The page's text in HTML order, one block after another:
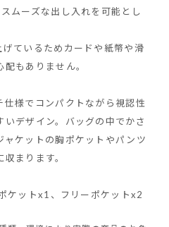
ムーズな出し入れを可能とし
ているためカードや紙幣や滑
もありません。
仕様でコンパクトながら視認性
デザイン。バッグの中でかさ
ャケットの胸ポケットやパンツ
まります。
ケットx1、フリーポケットx2